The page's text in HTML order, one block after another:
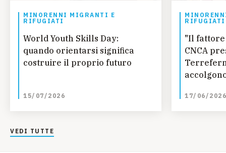
MINORENNI MIGRANTI E
RIFUGIATI
World Youth Skills Day:
quando orientarsi significa
costruire il proprio futuro
15/07/2026
RIFUGIATI
"Il fattore
CNCA
17/06/2026
VEDI TUTTE